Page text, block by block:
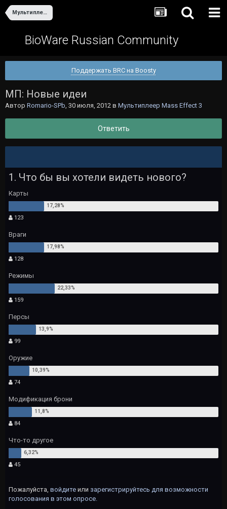
Мультиплеер Mass Effect 3
BioWare Russian Community
Поддержать BRC на Boosty
МП: Новые идеи
Автор Romario-SPb, 30 июля, 2012 в Мультиплеер Mass Effect 3
Ответить
1. Что бы вы хотели видеть нового?
Карты
123
Враги
128
Режимы
159
Персы
99
Оружие
74
Модификация брони
84
Что-то другое
45
Пожалуйста, войдите или зарегистрируйтесь для возможности
голосования в этом опросе.